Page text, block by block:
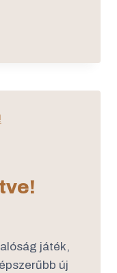
játék,
új